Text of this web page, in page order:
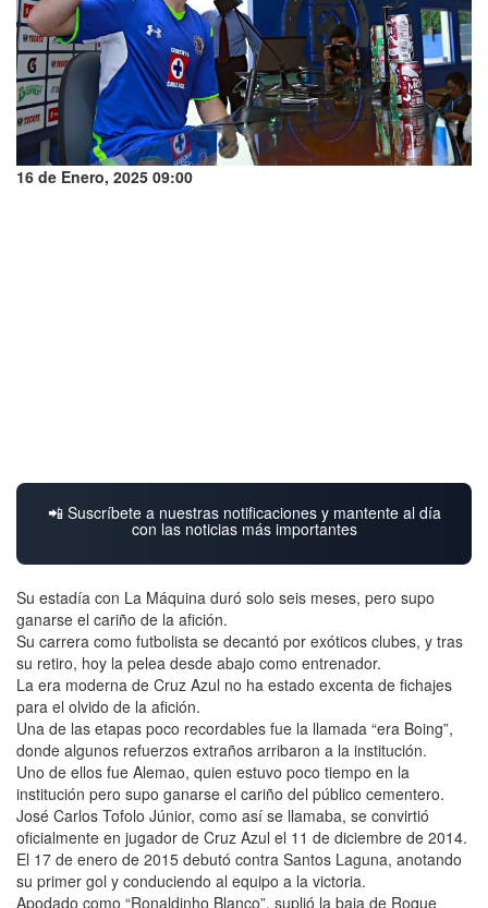
16 de Enero, 2025 09:00
📲 Suscríbete a nuestras notificaciones y mantente al día
con las noticias más importantes
Su estadía con La Máquina duró solo seis meses, pero supo
ganarse el cariño de la afición.
Su carrera como futbolista se decantó por exóticos clubes, y tras
su retiro, hoy la pelea desde abajo como entrenador.
La era moderna de Cruz Azul no ha estado excenta de fichajes
para el olvido de la afición.
Una de las etapas poco recordables fue la llamada “era Boing”,
donde algunos refuerzos extraños arribaron a la institución.
Uno de ellos fue Alemao, quien estuvo poco tiempo en la
institución pero supo ganarse el cariño del público cementero.
José Carlos Tofolo Júnior, como así se llamaba, se convirtió
oficialmente en jugador de Cruz Azul el 11 de diciembre de 2014.
El 17 de enero de 2015 debutó contra Santos Laguna, anotando
su primer gol y conduciendo al equipo a la victoria.
Apodado como “Ronaldinho Blanco”, suplió la baja de Roque